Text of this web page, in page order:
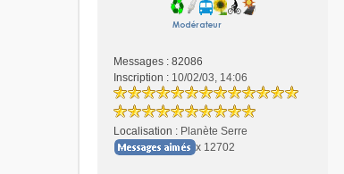
Messages : 82086
Inscription : 10/02/03, 14:06
Localisation : Planète Serre
x 12702